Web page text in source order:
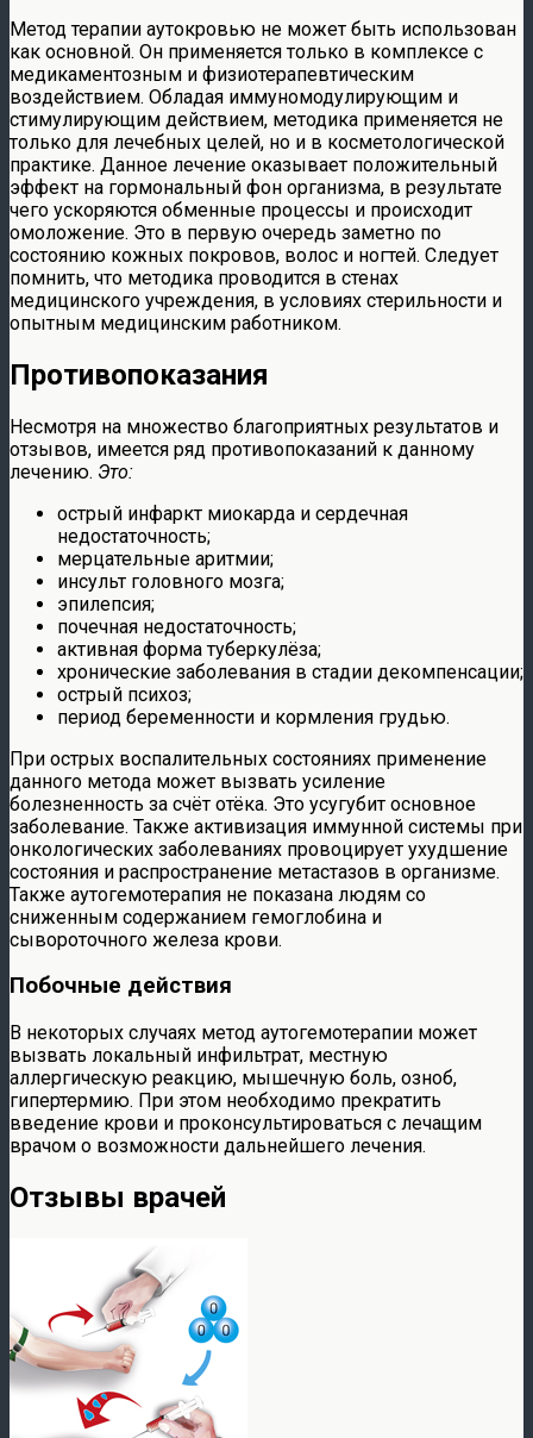
Метод терапии аутокровью не может быть использован
как основной. Он применяется только в комплексе с
медикаментозным и физиотерапевтическим
воздействием. Обладая иммуномодулирующим и
стимулирующим действием, методика применяется не
только для лечебных целей, но и в косметологической
практике. Данное лечение оказывает положительный
эффект на гормональный фон организма, в результате
чего ускоряются обменные процессы и происходит
омоложение. Это в первую очередь заметно по
состоянию кожных покровов, волос и ногтей. Следует
помнить, что методика проводится в стенах
медицинского учреждения, в условиях стерильности и
опытным медицинским работником.
Противопоказания
Несмотря на множество благоприятных результатов и
отзывов, имеется ряд противопоказаний к данному
лечению. Это:
острый инфаркт миокарда и сердечная
недостаточность;
мерцательные аритмии;
инсульт головного мозга;
эпилепсия;
почечная недостаточность;
активная форма туберкулёза;
хронические заболевания в стадии декомпенсации;
острый психоз;
период беременности и кормления грудью.
При острых воспалительных состояниях применение
данного метода может вызвать усиление
болезненность за счёт отёка. Это усугубит основное
заболевание. Также активизация иммунной системы при
онкологических заболеваниях провоцирует ухудшение
состояния и распространение метастазов в организме.
Также аутогемотерапия не показана людям со
сниженным содержанием гемоглобина и
сывороточного железа крови.
Побочные действия
В некоторых случаях метод аутогемотерапии может
вызвать локальный инфильтрат, местную
аллергическую реакцию, мышечную боль, озноб,
гипертермию. При этом необходимо прекратить
введение крови и проконсультироваться с лечащим
врачом о возможности дальнейшего лечения.
Отзывы врачей